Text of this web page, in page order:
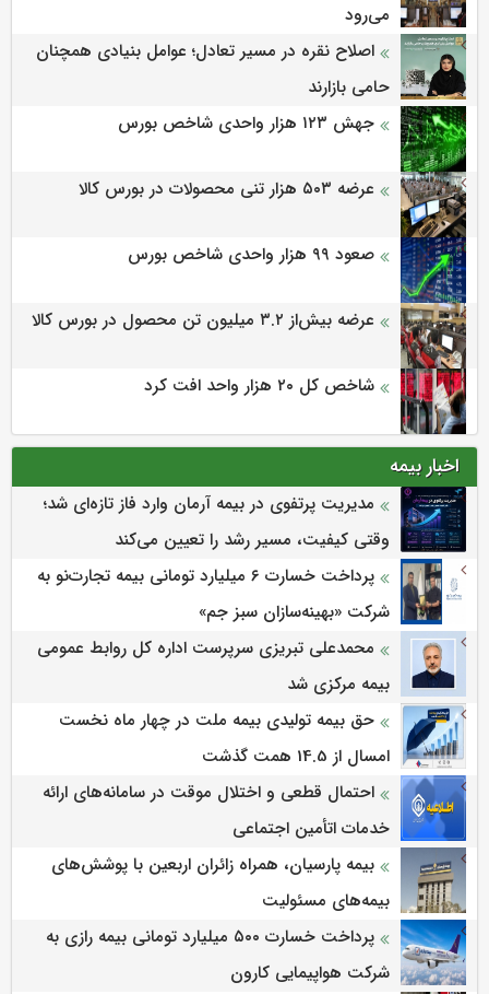
می‌‌رود
اصلاح نقره در مسیر تعادل؛ عوامل بنیادی همچنان
حامی بازارند
جهش ۱۲۳ هزار واحدی شاخص بورس
عرضه ۵۰۳ هزار تنی محصولات در بورس کالا
صعود ۹۹ هزار واحدی شاخص بورس
عرضه بیش‌از ۳.۲ میلیون تن محصول در بورس کالا
شاخص کل ۲۰ هزار واحد افت کرد
اخبار بیمه
مدیریت پرتفوی در بیمه آرمان وارد فاز تازه‌ای شد؛
وقتی کیفیت، مسیر رشد را تعیین می‌کند
پرداخت خسارت ۶ میلیارد تومانی بیمه تجارت‌نو به
شرکت «بهینه‌سازان سبز جم»
محمدعلی تبریزی سرپرست اداره كل روابط عمومی
بیمه مركزی شد
حق بیمه تولیدی بیمه ملت در چهار ماه نخست
امسال از 14.5 همت گذشت
احتمال قطعی و اختلال موقت در سامانه‌های ارائه
خدمات اتأمین اجتماعی
بیمه پارسیان، همراه زائران اربعین با پوشش‌های
بیمه‌های مسئولیت
پرداخت خسارت ۵۰۰ میلیارد تومانی بیمه رازی به
شرکت هواپیمایی کارون